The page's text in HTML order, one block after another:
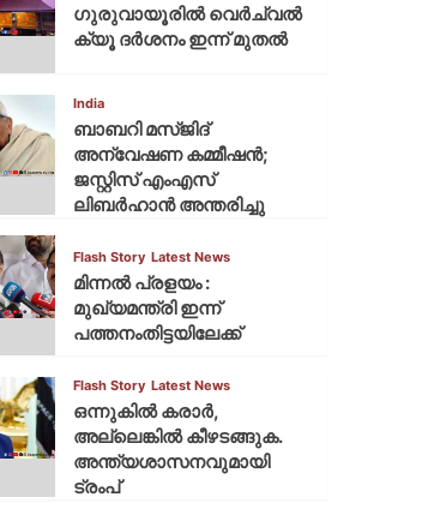
ഗുരുവായൂരില്‍ വെര്‍ച്വല്‍
ക്യൂ ദര്‍ശനം ഇന്ന് മുതല്‍
India
ബാബറി മസ്ജിദ്
അന്വേഷണ കമ്മീഷന്‍;
ജസ്റ്റിസ് എംഎസ്
ലിബര്‍ഹാന്‍ അന്തരിച്ചു
Flash Story Latest News
മിന്നല്‍ പ്രളയം :
മുഖ്യമന്ത്രി ഇന്ന്
പത്തനംതിട്ടയിലേക്ക്
Flash Story Latest News
ഒന്നുകില്‍ കരാര്‍,
അല്ലെങ്കില്‍ കീഴടങ്ങുക.
അന്ത്യശാസനവുമായി
ട്രംപ്